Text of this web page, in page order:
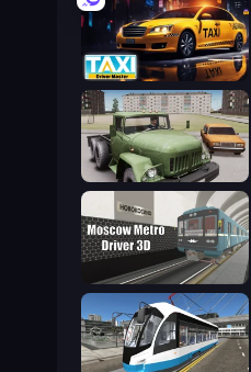
Taxi Driver: Master
Truck Driver Easy Road